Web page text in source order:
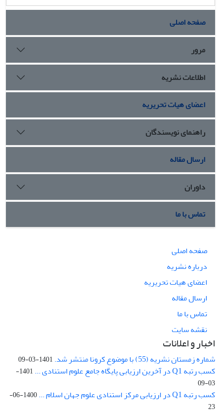
صفحه اصلی
مرور
اطلاعات نشریه
اعضای هیات تحریریه
راهنمای نویسندگان
ارسال مقاله
داوران
تماس با ما
صفحه اصلی
درباره نشریه
اعضای هیات تحریریه
ارسال مقاله
تماس با ما
نقشه سایت
اخبار و اعلانات
شماره زمستان نشریه (55) با موضوع کرونا منتشر شد. 1401-03-09
کسب رتبه Q1 در آخرین ارزیابی پایگاه جامع علوم استنادی ...
1401-
03-09
کسب رتبه Q1 در ارزیابی مرکز استنادی علوم جهان اسلام ...
1400-06-
23